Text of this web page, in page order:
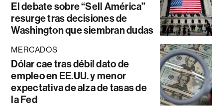
El debate sobre “Sell América”
resurge tras decisiones de
Washington que siembran dudas
MERCADOS
Dólar cae tras débil dato de
empleo en EE.UU. y menor
expectativa de alza de tasas de
la Fed